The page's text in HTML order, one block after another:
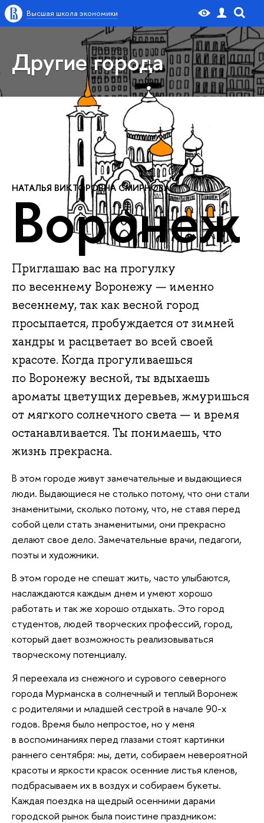
Высшая школа экономики
Другие города
НАТАЛЬЯ ВИКТОРОВНА СМИРНОВА:
Воронеж
Приглашаю вас на прогулку
по весеннему Воронежу — именно
весеннему, так как весной город
просыпается, пробуждается от зимней
хандры и расцветает во всей своей
красоте. Когда прогуливаешься
по Воронежу весной, ты вдыхаешь
ароматы цветущих деревьев, жмуришься
от мягкого солнечного света — и время
останавливается. Ты понимаешь, что
жизнь прекрасна.
В этом городе живут замечательные и выдающиеся
люди. Выдающиеся не столько потому, что они стали
знаменитыми, сколько потому, что, не ставя перед
собой цели стать знаменитыми, они прекрасно
делают свое дело. Замечательные врачи, педагоги,
поэты и художники.
В этом городе не спешат жить, часто улыбаются,
наслаждаются каждым днем и умеют хорошо
работать и так же хорошо отдыхать. Это город
студентов, людей творческих профессий, город,
который дает возможность реализовываться
творческому потенциалу.
Я переехала из снежного и сурового северного
города Мурманска в солнечный и теплый Воронеж
с родителями и младшей сестрой в начале 90-х
годов. Время было непростое, но у меня
в воспоминаниях перед глазами стоят картинки
раннего сентября: мы, дети, собираем невероятной
красоты и яркости красок осенние листья кленов,
подбрасываем их в воздух и собираем букеты.
Каждая поездка на щедрый осенними дарами
городской рынок была поистине праздником: